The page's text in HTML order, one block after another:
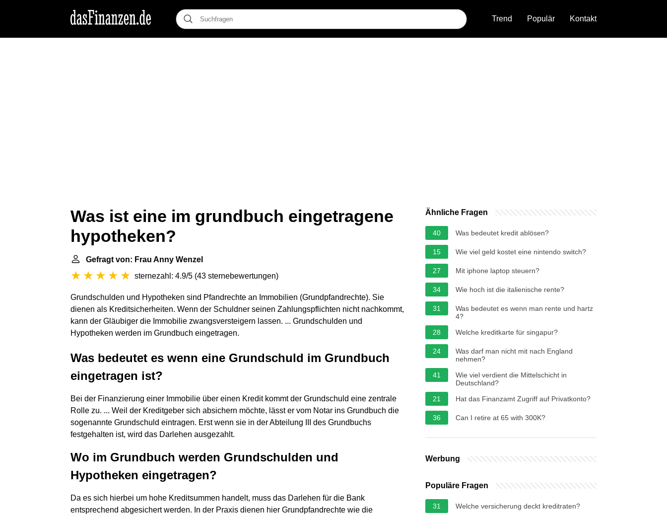
Trend Populär Kontakt
Was ist eine im grundbuch eingetragene
hypotheken?
Gefragt von: Frau Anny Wenzel
sternezahl: 4.9/5 (43 sternebewertungen)
Grundschulden und Hypotheken sind Pfandrechte an Immobilien (Grundpfandrechte). Sie
dienen als Kreditsicherheiten. Wenn der Schuldner seinen Zahlungspflichten nicht nachkommt,
kann der Gläubiger die Immobilie zwangsversteigern lassen. ... Grundschulden und
Hypotheken werden im Grundbuch eingetragen.
Was bedeutet es wenn eine Grundschuld im Grundbuch
eingetragen ist?
Bei der Finanzierung einer Immobilie über einen Kredit kommt der Grundschuld eine zentrale
Rolle zu. ... Weil der Kreditgeber sich absichern möchte, lässt er vom Notar ins Grundbuch die
sogenannte Grundschuld eintragen. Erst wenn sie in der Abteilung III des Grundbuchs
festgehalten ist, wird das Darlehen ausgezahlt.
Wo im Grundbuch werden Grundschulden und
Hypotheken eingetragen?
Da es sich hierbei um hohe Kreditsummen handelt, muss das Darlehen für die Bank
entsprechend abgesichert werden. In der Praxis dienen hier Grundpfandrechte wie die
Ähnliche Fragen
40 Was bedeutet kredit ablösen?
15 Wie viel geld kostet eine nintendo switch?
27 Mit iphone laptop steuern?
34 Wie hoch ist die italienische rente?
31
Was bedeutet es wenn man rente und hartz
4?
28
Welche kreditkarte für singapur?
24
Was darf man nicht mit nach England
nehmen?
41
Wie viel verdient die Mittelschicht in
Deutschland?
21
Hat das Finanzamt Zugriff auf Privatkonto?
36 Can I retire at 65 with 300K?
Werbung
Populäre Fragen
31 Welche versicherung deckt kreditraten?